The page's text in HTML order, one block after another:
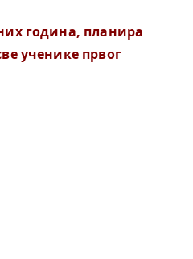
година, планира
ученике првог